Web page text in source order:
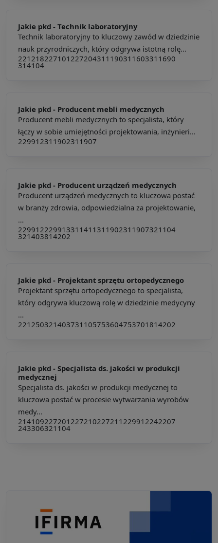
Jakie pkd - Technik laboratoryjny
Technik laboratoryjny to kluczowy zawód w dziedzinie
nauk przyrodniczych, który odgrywa istotną rolę...
221218227101 227204311190311603311690
314104
Jakie pkd - Producent mebli medycznych
Producent mebli medycznych to specjalista, który
łączy w sobie umiejętności projektowania, inżynieri...
229912311902311907
Jakie pkd - Producent urządzeń medycznych
Producent urządzeń medycznych to kluczowa postać
w branży zdrowia, odpowiedzialna za projektowanie,
...
229912229913311411311902311907321104
321403814202
Jakie pkd - Projektant sprzętu ortopedycznego
Projektant sprzętu ortopedycznego to specjalista,
który odgrywa kluczową rolę w dziedzinie medycyny
...
221250321403731105753604753701814202
Jakie pkd - Specjalista ds. jakości w produkcji
medycznej
Specjalista ds. jakości w produkcji medycznej to
kluczowa postać w procesie wytwarzania wyrobów
medy...
214109227201 227210227211 229912242207
243306321104